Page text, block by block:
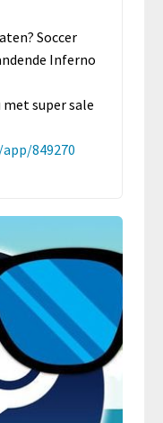
Soccer
Inferno
super sale
849270